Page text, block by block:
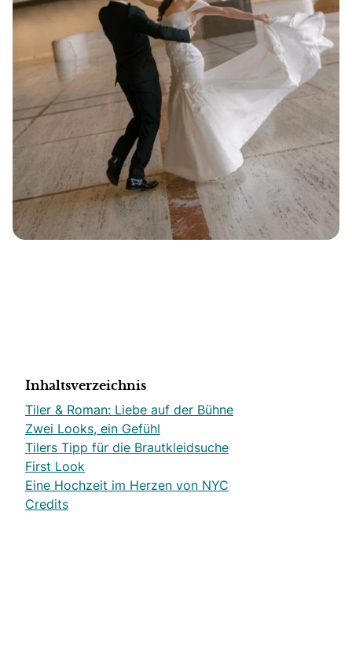
Inhaltsverzeichnis
Tiler & Roman: Liebe auf der Bühne
Zwei Looks, ein Gefühl
Tilers Tipp für die Brautkleidsuche
First Look
Eine Hochzeit im Herzen von NYC
Credits